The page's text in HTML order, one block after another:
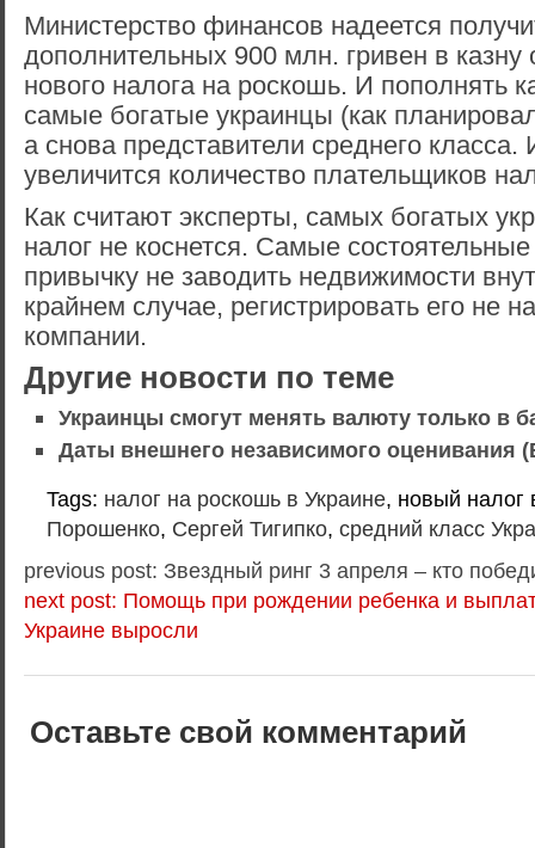
Министерство финансов надеется
дополнительных 900 млн. гривен в казну
нового налога на роскошь. И пополнять
самые богатые украинцы (как
а снова представители среднего класса.
увеличится количество плательщиков
Как считают эксперты, самых богатых
налог не коснется. Самые
привычку не заводить недвижимости
крайнем случае, регистрировать его не
компании.
Другие новости по теме
Украинцы смогут менять валюту только в
Даты внешнего независимого оценивания
Tags: налог на роскошь в Украине, новый налог
Порошенко, Сергей Тигипко, средний класс
previous post: Звездный ринг 3 апреля – кто
next post: Помощь при рождении ребенка и
Украине выросли
Оставьте свой комментарий